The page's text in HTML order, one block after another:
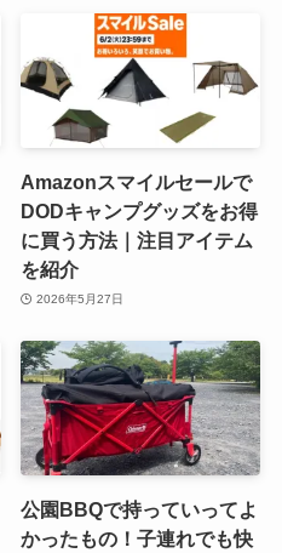
Amazonスマイルセールで
DODキャンプグッズをお得
に買う方法｜注目アイテム
を紹介
2026年5月27日
公園BBQで持っていってよ
かったもの！子連れでも快